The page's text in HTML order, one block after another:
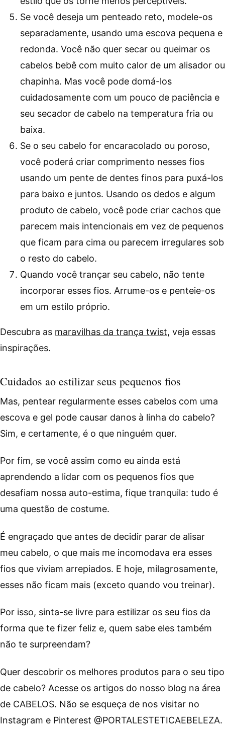
Se você deseja um penteado reto, modele-os
separadamente, usando uma escova pequena e
redonda. Você não quer secar ou queimar os
cabelos bebê com muito calor de um alisador ou
chapinha. Mas você pode domá-los
cuidadosamente com um pouco de paciência e
seu secador de cabelo na temperatura fria ou
baixa.
Se o seu cabelo for encaracolado ou poroso,
você poderá criar comprimento nesses fios
usando um pente de dentes finos para puxá-los
para baixo e juntos. Usando os dedos e algum
produto de cabelo, você pode criar cachos que
parecem mais intencionais em vez de pequenos
que ficam para cima ou parecem irregulares sob
o resto do cabelo.
Quando você trançar seu cabelo, não tente
incorporar esses fios. Arrume-os e penteie-os
em um estilo próprio.
Descubra as maravilhas da trança twist, veja essas
inspirações.
Cuidados ao estilizar seus pequenos fios
Mas, pentear regularmente esses cabelos com uma
escova e gel pode causar danos à linha do cabelo?
Sim, e certamente, é o que ninguém quer.
Por fim, se você assim como eu ainda está
aprendendo a lidar com os pequenos fios que
desafiam nossa auto-estima, fique tranquila: tudo é
uma questão de costume.
É engraçado que antes de decidir parar de alisar
meu cabelo, o que mais me incomodava era esses
fios que viviam arrepiados. E hoje, milagrosamente,
esses não ficam mais (exceto quando vou treinar).
Por isso, sinta-se livre para estilizar os seu fios da
forma que te fizer feliz e, quem sabe eles também
não te surpreendam?
Quer descobrir os melhores produtos para o seu tipo
de cabelo? Acesse os artigos do nosso blog na área
de CABELOS. Não se esqueça de nos visitar no
Instagram e Pinterest @PORTALESTETICAEBELEZA.